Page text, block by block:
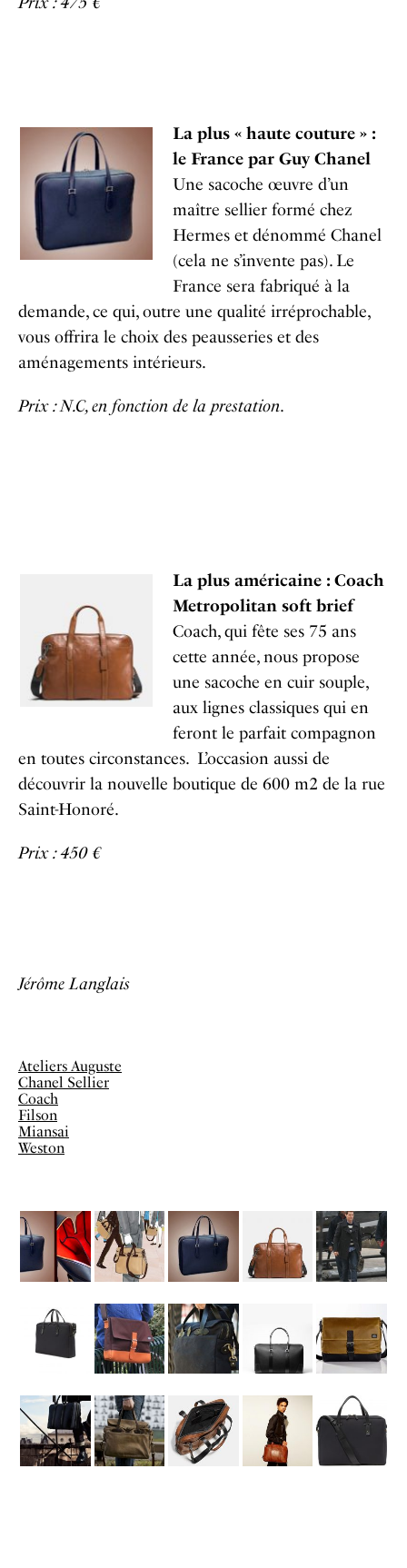
La plus « haute couture » :
le France par Guy Chanel
Une sacoche œuvre d’un
maître sellier formé chez
Hermes et dénommé Chanel
(cela ne s’invente pas). Le
France sera fabriqué à la
demande, ce qui, outre une qualité irréprochable,
vous offrira le choix des peausseries et des
aménagements intérieurs.
Prix : N.C, en fonction de la prestation.
La plus américaine : Coach
Metropolitan soft brief
Coach, qui fête ses 75 ans
cette année, nous propose
une sacoche en cuir souple,
aux lignes classiques qui en
feront le parfait compagnon
en toutes circonstances. L’occasion aussi de
découvrir la nouvelle boutique de 600 m2 de la rue
Saint-Honoré.
Prix : 450 €
Jérôme Langlais
Ateliers Auguste
Chanel Sellier
Coach
Filson
Miansai
Weston